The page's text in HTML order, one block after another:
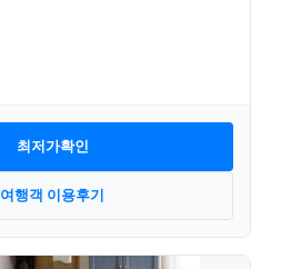
최저가확인
여행객 이용후기